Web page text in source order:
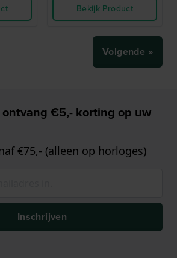
Bekijk Product
Volgende »
€5,- korting op uw
€75,- (alleen op horloges)
Inschrijven